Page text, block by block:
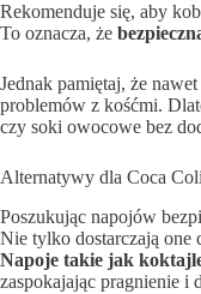
Rekomenduje się, aby
To oznacza, że
Jednak pamiętaj, że
problemów z kośćmi.
czy soki owocowe bez
Alternatywy dla Coca
Poszukując napojów
Nie tylko dostarczają one
Napoje takie jak
zaspokajając pragnienie i